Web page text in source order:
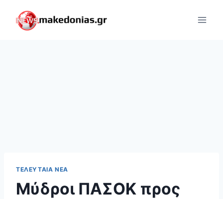
content
ΤΕΛΕΥΤΑΊΑ ΝΈΑ
Μύδροι ΠΑΣΟΚ προς